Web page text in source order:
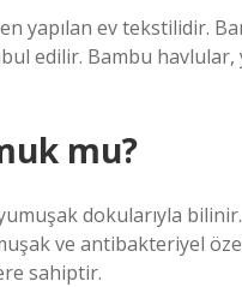
yapılan ev tekstilidir.
edilir. Bambu havlular,
mu?
dokularıyla
ve antibakteriyel
sahiptir.